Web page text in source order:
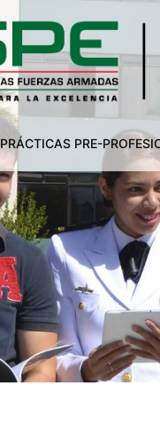
PRÁCTICAS PRE-